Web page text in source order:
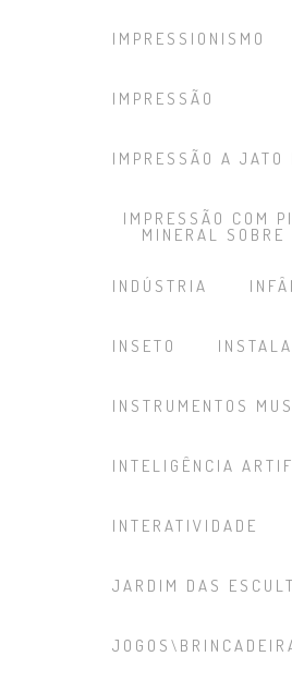
IMPRESSIONISMO
IMPRESSÃO
IMPRESSÃO A JATO
IMPRESSÃO COM
MINERAL SOBRE
INDÚSTRIA
INSETO
INSTRUMENTOS
INTELIGÊNCIA
INTERATIVIDADE
JARDIM DAS